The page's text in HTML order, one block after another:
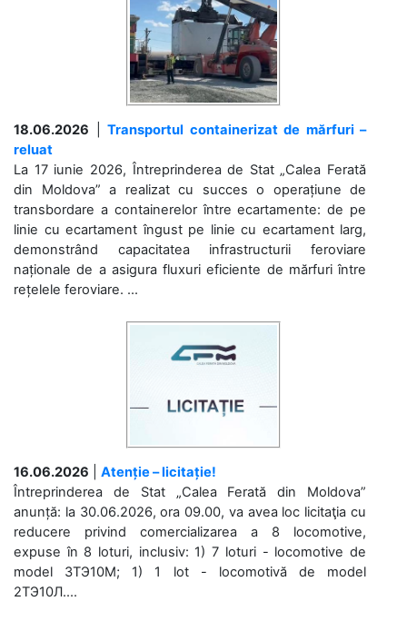
18.06.2026
Transportul containerizat de mărfuri –
reluat
La 17 iunie 2026, Întreprinderea de Stat „Calea Ferată
din Moldova” a realizat cu succes o operațiune de
transbordare a containerelor între ecartamente: de pe
linie cu ecartament îngust pe linie cu ecartament larg,
demonstrând capacitatea infrastructurii feroviare
naționale de a asigura fluxuri eficiente de mărfuri între
rețelele feroviare. ...
16.06.2026
Atenție – licitație!
Întreprinderea de Stat „Calea Ferată din Moldova”
anunță: la 30.06.2026, ora 09.00, va avea loc licitaţia cu
reducere privind comercializarea a 8 locomotive,
expuse în 8 loturi, inclusiv: 1) 7 loturi - locomotive de
model 3ТЭ10М; 1) 1 lot - locomotivă de model
2ТЭ10Л....